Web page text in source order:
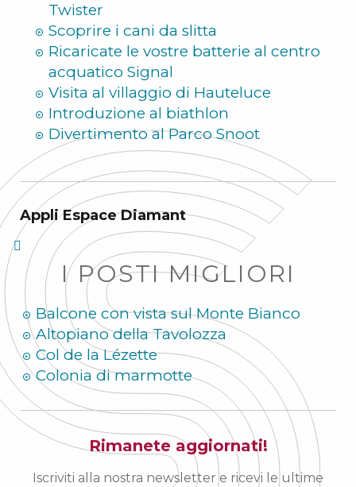
Twister
Scoprire i cani da slitta
Ricaricate le vostre batterie al centro
acquatico Signal
Visita al villaggio di Hauteluce
Introduzione al biathlon
Divertimento al Parco Snoot
Appli Espace Diamant
I POSTI MIGLIORI
Balcone con vista sul Monte Bianco
Altopiano della Tavolozza
Col de la Lézette
Colonia di marmotte
Rimanete aggiornati!
Iscriviti alla nostra newsletter e ricevi le ultime